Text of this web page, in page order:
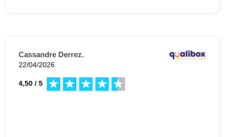
Cassandre Derrez.
22/04/2026
4,50 / 5